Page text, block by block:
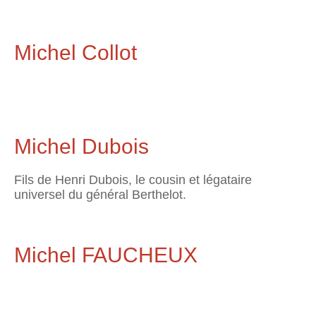
Michel Collot
Michel Dubois
Fils de Henri Dubois, le cousin et légataire
universel du général Berthelot.
Michel FAUCHEUX